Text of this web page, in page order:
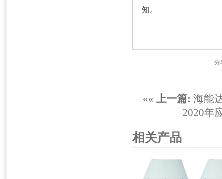
知。
分
«« 上一篇: 海能
2020年
相关产品